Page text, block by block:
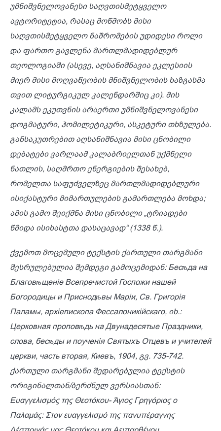
უმნიშვნელოვანესი საღვთისმეტყველო
ავტორიტეტია, რასაც მოწმობს მისი
საღვთისმეტყველო ნაშრომების უდიდესი როლი
და ფართო გავლენა მართლმადიდებლურ
თეოლოგიაში (ასევე, აღსანიშნავია ეკლესიის
მიერ მისი მოღვაწეობის მნიშვნელობის ხაზგასმა
თვით ლიტურგიკულ კალენდარშიც კი). მის
კალამს ეკუთვნის არაერთი უმნიშვნელოვანესი
დოგმატური, ჰომილეტიკური, ასკეტური თხზულება.
განსაკუთრებით აღსანიშნავია მისი ცნობილი
დებატები ვარლაამ კალაბრიელთან უქმნელი
ნათლის, საღმრთო ენერგიების შესახებ,
რომელთა საფუძველზეც მართლმადიდებლური
ისიქასტური მიმართულების გამართლება მოხდა;
ამის გამო შეიქმნა მისი ცნობილი „ტრიადები
წმიდა ისიხასტთა დასაცავად“ (1338 წ.).
ქვემოთ მოცემული ტექსტის ქართული თარგმანი
შესრულებულია შემდეგი გამოცემიდან: Бесѣда на
Благовѣщеніе Всепречистой Госпожи нашей
Богородицы и Приснодѣвы Маріи, Св. Григорія
Паламы, архіепископа Фессалоникійскаго, იხ.:
Церковная проповѣдь на Двунадесятые Праздники,
слова, бесѣды и поученія Святыхъ Отцевъ и учителей
церкви, часть вторая, Киевъ, 1904, გვ. 735-742.
ქართული თარგმანი შედარებულია ტექსტის
ორიგინალთან/ბერძნულ ვერსიასთან:
Ευαγγελισμός της Θεοτόκου- Άγιος Γρηγόριος ο
Παλαμάς: Στον ευαγγελισμό της πανυπέραγνης